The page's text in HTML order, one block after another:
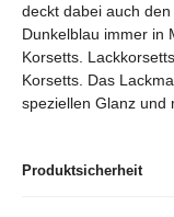
Produktsicherheit
deckt dabei auch
Dunkelblau immer in
Korsetts.
Korsetts. Das
speziellen Glanz und